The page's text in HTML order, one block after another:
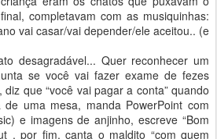
completavam com as musiquinhas:
vai casar/vai depender/ele aceitou.. (e
desagradável... Quer reconhecer um
se você vai fazer exame de fezes
que “você vai pagar a conta” quando
uma mesa, manda PowerPoint com
e imagens de anjinho, escreve “Bom
, por fim, canta o maldito “com quem